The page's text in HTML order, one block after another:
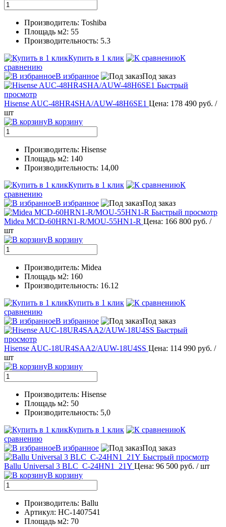
Производитель: Toshiba
Площадь м2: 55
Производительность: 5.3
Купить в 1 клик
К
сравнению
В избранное
Под заказ
Быстрый
просмотр
Hisense AUC-48HR4SHA/AUW-48H6SE1 Цена: 178 490 руб. /
шт
В корзину
Производитель: Hisense
Площадь м2: 140
Производительность: 14,00
Купить в 1 клик
К
сравнению
В избранное
Под заказ
Быстрый просмотр
Midea MCD-60HRN1-R/MOU-55HN1-R Цена: 166 800 руб. /
шт
В корзину
Производитель: Midea
Площадь м2: 160
Производительность: 16.12
Купить в 1 клик
К
сравнению
В избранное
Под заказ
Быстрый
просмотр
Hisense AUC-18UR4SAA2/AUW-18U4SS Цена: 114 990 руб. /
шт
В корзину
Производитель: Hisense
Площадь м2: 50
Производительность: 5,0
Купить в 1 клик
К
сравнению
В избранное
Под заказ
Быстрый просмотр
Ballu Universal 3 BLC_C-24HN1_21Y Цена: 96 500 руб. / шт
В корзину
Производитель: Ballu
Артикул: НС-1407541
Площадь м2: 70